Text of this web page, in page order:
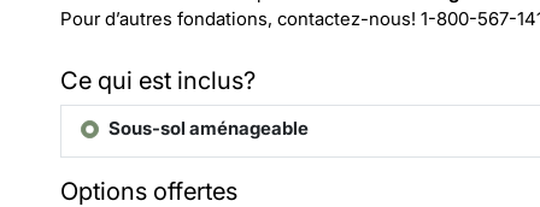
Pour d’autres fondations, contactez-nous! 1-800-567-
Ce qui est inclus?
Sous-sol aménageable
Options offertes